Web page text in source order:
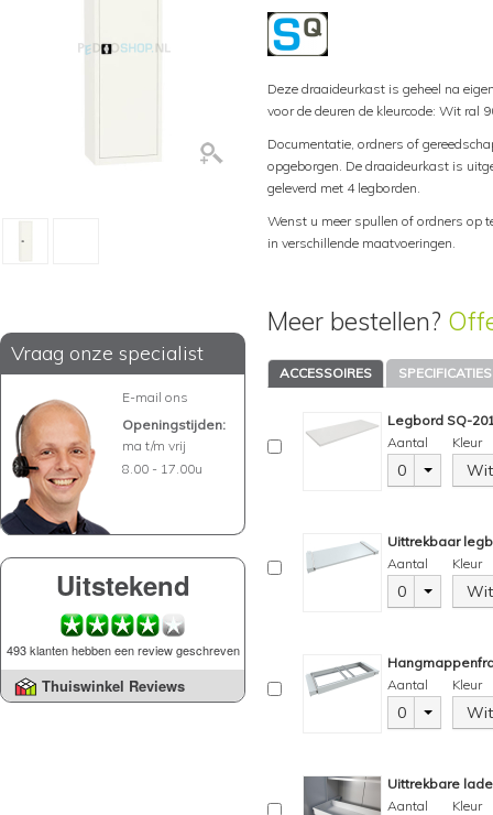
Vraag onze specialist
E-mail ons
Openingstijden:
ma t/m vrij
8.00 - 17.00u
Uitstekend
493 klanten hebben een review geschreven
Thuiswinkel Reviews
Deze draaideurkast is geheel na
voor de deuren de kleurcode: Wit ral
Documentatie, ordners of
opgeborgen. De draaideurkast is
geleverd met 4 legborden.
Wenst u meer spullen of ordners op
in verschillende maatvoeringen.
Meer bestellen?
ACCESSOIRES SPECIFICATIES
Legbord SQ-
Aantal
0
Kleur
Uittrekbaar
Aantal
0
Kleur
Aantal
0
Kleur
Uittrekbare
Aantal
Kleur